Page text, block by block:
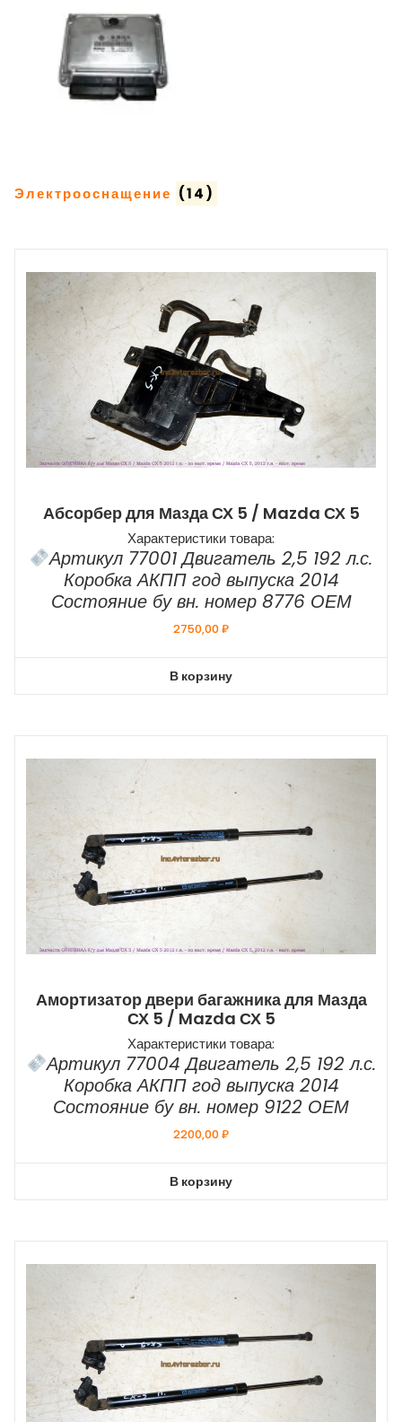
Электрооснащение (14)
Абсорбер для Мазда СХ 5 / Mazda СХ 5
Характеристики товара:
Артикул 77001 Двигатель 2,5 192 л.с.
Коробка АКПП год выпуска 2014
Состояние бу вн. номер 8776 ОЕМ
2750,00₽
В корзину
Амортизатор двери багажника для Мазда
СХ 5 / Mazda СХ 5
Характеристики товара:
Артикул 77004 Двигатель 2,5 192 л.с.
Коробка АКПП год выпуска 2014
Состояние бу вн. номер 9122 ОЕМ
2200,00₽
В корзину